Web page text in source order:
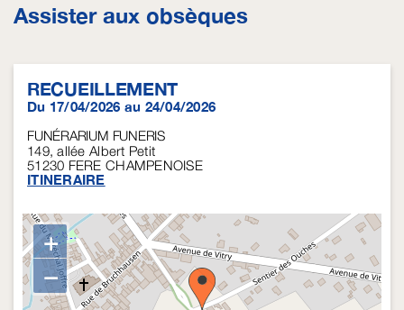
Assister aux obsèques
RECUEILLEMENT
Du 17/04/2026 au 24/04/2026
FUNÉRARIUM FUNERIS
149, allée Albert Petit
51230 FERE CHAMPENOISE
ITINERAIRE
+
−